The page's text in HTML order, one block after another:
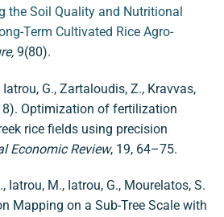
the Soil Quality and Nutritional
Term Cultivated Rice Agro-
9(80).
G., Zartaloudis, Z., Kravvas,
Optimization of fertilization
rice fields using precision
Economic Review, 19, 64–75.
Iatrou, M., Iatrou, G., Mourelatos, S.
Mapping on a Sub-Tree Scale with